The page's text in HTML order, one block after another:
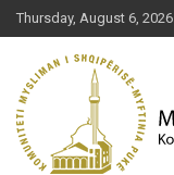
Skip
to
content
Thursday, August 6, 2026